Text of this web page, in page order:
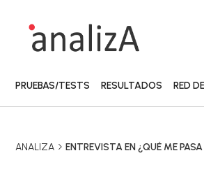
PRUEBAS/TESTS RESULTADOS RED
ANALIZA ENTREVISTA EN ¿QUÉ ME